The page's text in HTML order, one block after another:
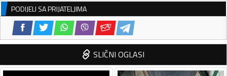
PODIJELI SA PRIJATELJIMA
SLIČNI OGLASI